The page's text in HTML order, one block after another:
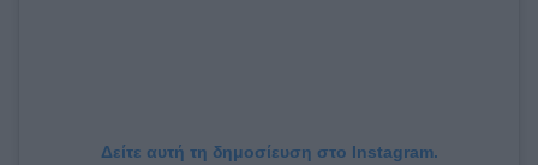
Δείτε αυτή τη δημοσίευση στο Instagram.